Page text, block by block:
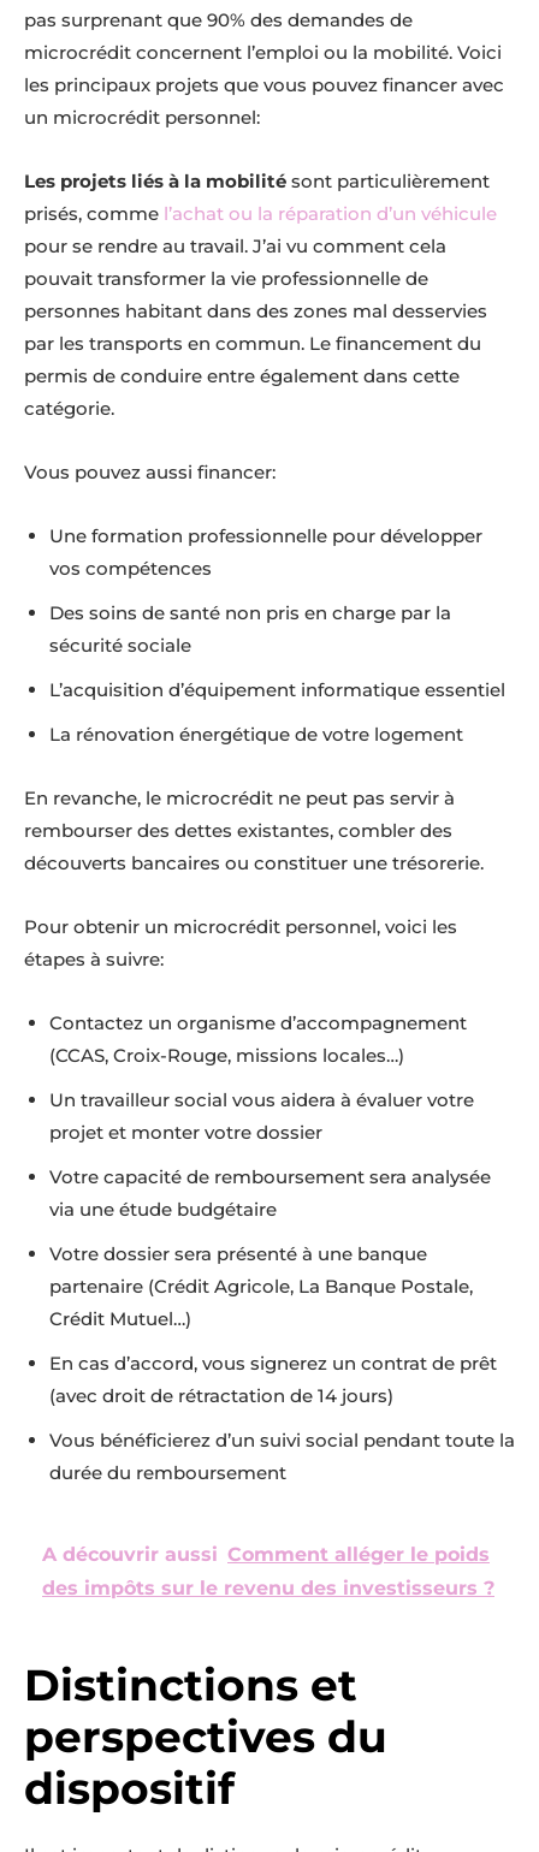
pas surprenant que 90% des demandes de
microcrédit concernent l’emploi ou la mobilité. Voici
les principaux projets que vous pouvez financer avec
un microcrédit personnel:
Les projets liés à la mobilité sont particulièrement
prisés, comme l’achat ou la réparation d’un véhicule
pour se rendre au travail. J’ai vu comment cela
pouvait transformer la vie professionnelle de
personnes habitant dans des zones mal desservies
par les transports en commun. Le financement du
permis de conduire entre également dans cette
catégorie.
Vous pouvez aussi financer:
Une formation professionnelle pour développer
vos compétences
Des soins de santé non pris en charge par la
sécurité sociale
L’acquisition d’équipement informatique essentiel
La rénovation énergétique de votre logement
En revanche, le microcrédit ne peut pas servir à
rembourser des dettes existantes, combler des
découverts bancaires ou constituer une trésorerie.
Pour obtenir un microcrédit personnel, voici les
étapes à suivre:
Contactez un organisme d’accompagnement
(CCAS, Croix-Rouge, missions locales…)
Un travailleur social vous aidera à évaluer votre
projet et monter votre dossier
Votre capacité de remboursement sera analysée
via une étude budgétaire
Votre dossier sera présenté à une banque
partenaire (Crédit Agricole, La Banque Postale,
Crédit Mutuel…)
En cas d’accord, vous signerez un contrat de prêt
(avec droit de rétractation de 14 jours)
Vous bénéficierez d’un suivi social pendant toute la
durée du remboursement
A découvrir aussi Comment alléger le poids
des impôts sur le revenu des investisseurs ?
Distinctions et
perspectives du
dispositif